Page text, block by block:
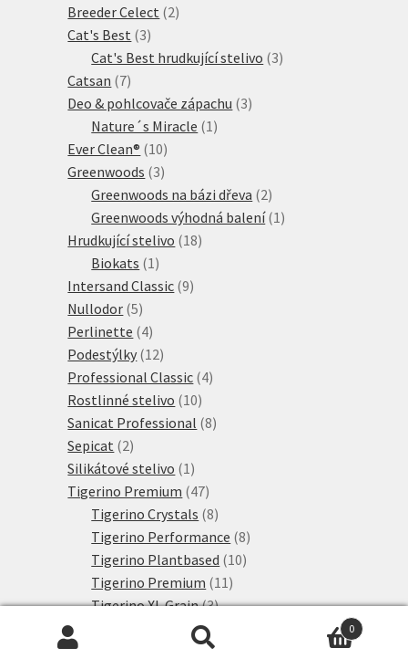
Breeder Celect 22
Cat's Best 33
produkty
Cat's Best hrudkující stelivo 33
Catsan 77
produktů
Deo & pohlcovače zápachu 33
Nature´s Miracle 1 1
Ever Clean® 1010
produktů
Greenwoods 33
produkty
Greenwoods na bázi dřeva 22
produkty
Greenwoods výhodná balení 1 1
Hrudkující stelivo 1818
Biokats 1 1
produkt
Intersand Classic 99
Nullodor 55
produktů
Perlinette 44
produkty
Podestýlky 1212
produktů
Professional Classic 44
Rostlinné stelivo 1010
produktů
Sanicat Professional 88
Sepicat 22
produkty
Silikátové stelivo 1 1
produkt
Tigerino Premium 4747
produktů
Tigerino Crystals 88
produktů
Tigerino Performance 88
produktů
Tigerino Plantbased 1010
Tigerino Premium 11 11
produktů
Tigerino XL Grain 33
6
produktů
Konzervy a kapsičky 26922692
0